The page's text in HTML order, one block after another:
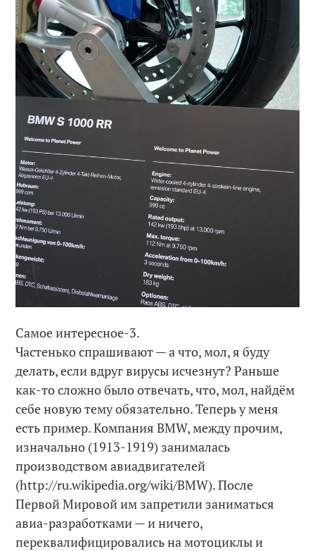
Самое интересное-3.
Частенько спрашивают — а что, мол, я буду
делать, если вдруг вирусы исчезнут? Раньше
как-то сложно было отвечать, что, мол, найдём
себе новую тему обязательно. Теперь у меня
есть пример. Компания BMW, между прочим,
изначально (1913-1919) занималась
производством авиадвигателей
(http://ru.wikipedia.org/wiki/BMW). После
Первой Мировой им запретили заниматься
авиа-разработками — и ничего,
переквалифицировались на мотоциклы и